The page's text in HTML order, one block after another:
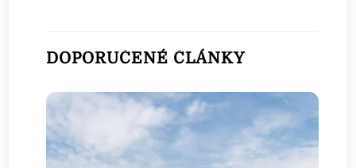
DOPORUČENÉ ČLÁNKY